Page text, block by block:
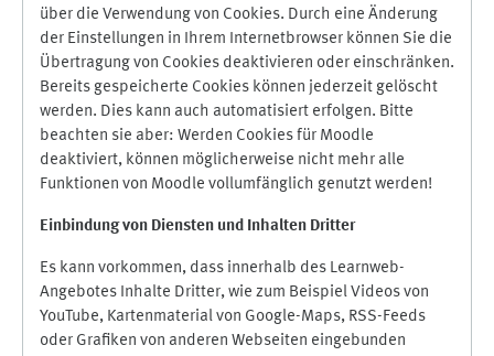
über die Verwendung von Cookies. Durch eine Änderung
der Einstellungen in Ihrem Internetbrowser können Sie die
Übertragung von Cookies deaktivieren oder einschränken.
Bereits gespeicherte Cookies können jederzeit gelöscht
werden. Dies kann auch automatisiert erfolgen. Bitte
beachten sie aber: Werden Cookies für Moodle
deaktiviert, können möglicherweise nicht mehr alle
Funktionen von Moodle vollumfänglich genutzt werden!
Einbindung von Diensten und Inhalten Dritter
Es kann vorkommen, dass innerhalb des Learnweb-
Angebotes Inhalte Dritter, wie zum Beispiel Videos von
YouTube, Kartenmaterial von Google-Maps, RSS-Feeds
oder Grafiken von anderen Webseiten eingebunden